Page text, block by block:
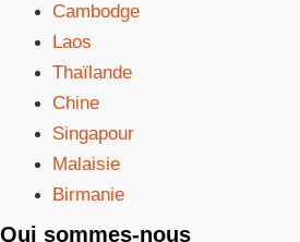
Cambodge
Laos
Thaïlande
Chine
Singapour
Malaisie
Birmanie
Qui sommes-nous